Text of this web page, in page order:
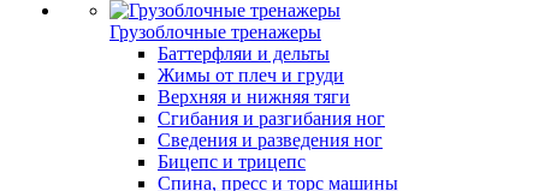
Грузоблочные тренажеры
Баттерфляи и дельты
Жимы от плеч и груди
Верхняя и нижняя тяги
Сгибания и разгибания ног
Сведения и разведения ног
Бицепс и трицепс
Спина, пресс и торс машины